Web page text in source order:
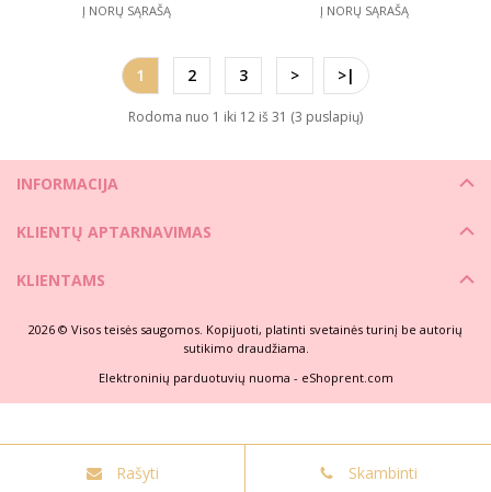
Į NORŲ SĄRAŠĄ Į NORŲ SĄRAŠĄ
1 2 3 > >|
Rodoma nuo 1 iki 12 iš 31 (3 puslapių)
INFORMACIJA
KLIENTŲ APTARNAVIMAS
KLIENTAMS
2026 © Visos teisės saugomos. Kopijuoti, platinti svetainės turinį be autorių
sutikimo draudžiama.
Elektroninių parduotuvių nuoma - eShoprent.com
Rašyti Skambinti